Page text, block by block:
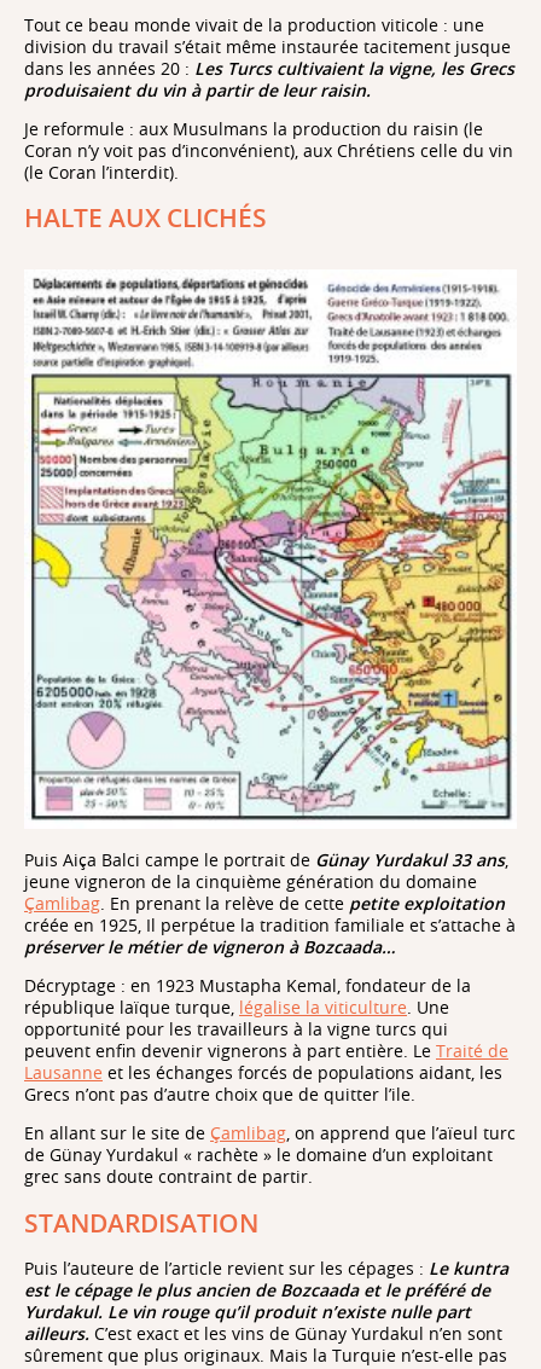
Tout ce beau monde vivait de la production viticole : une
division du travail s’était même instaurée tacitement jusque
dans les années 20 : Les Turcs cultivaient la vigne, les Grecs
produisaient du vin à partir de leur raisin.
Je reformule : aux Musulmans la production du raisin (le
Coran n’y voit pas d’inconvénient), aux Chrétiens celle du vin
(le Coran l’interdit).
HALTE AUX CLICHÉS
Puis Aiça Balci campe le portrait de Günay Yurdakul 33 ans,
jeune vigneron de la cinquième génération du domaine
Çamlibag. En prenant la relève de cette petite exploitation
créée en 1925, Il perpétue la tradition familiale et s’attache à
préserver le métier de vigneron à Bozcaada…
Décryptage : en 1923 Mustapha Kemal, fondateur de la
république laïque turque, légalise la viticulture. Une
opportunité pour les travailleurs à la vigne turcs qui
peuvent enfin devenir vignerons à part entière. Le Traité de
Lausanne et les échanges forcés de populations aidant, les
Grecs n’ont pas d’autre choix que de quitter l’ile.
En allant sur le site de Çamlibag, on apprend que l’aïeul turc
de Günay Yurdakul « rachète » le domaine d’un exploitant
grec sans doute contraint de partir.
STANDARDISATION
Puis l’auteure de l’article revient sur les cépages : Le kuntra
est le cépage le plus ancien de Bozcaada et le préféré de
Yurdakul. Le vin rouge qu’il produit n’existe nulle part
ailleurs. C’est exact et les vins de Günay Yurdakul n’en sont
sûrement que plus originaux. Mais la Turquie n’est-elle pas